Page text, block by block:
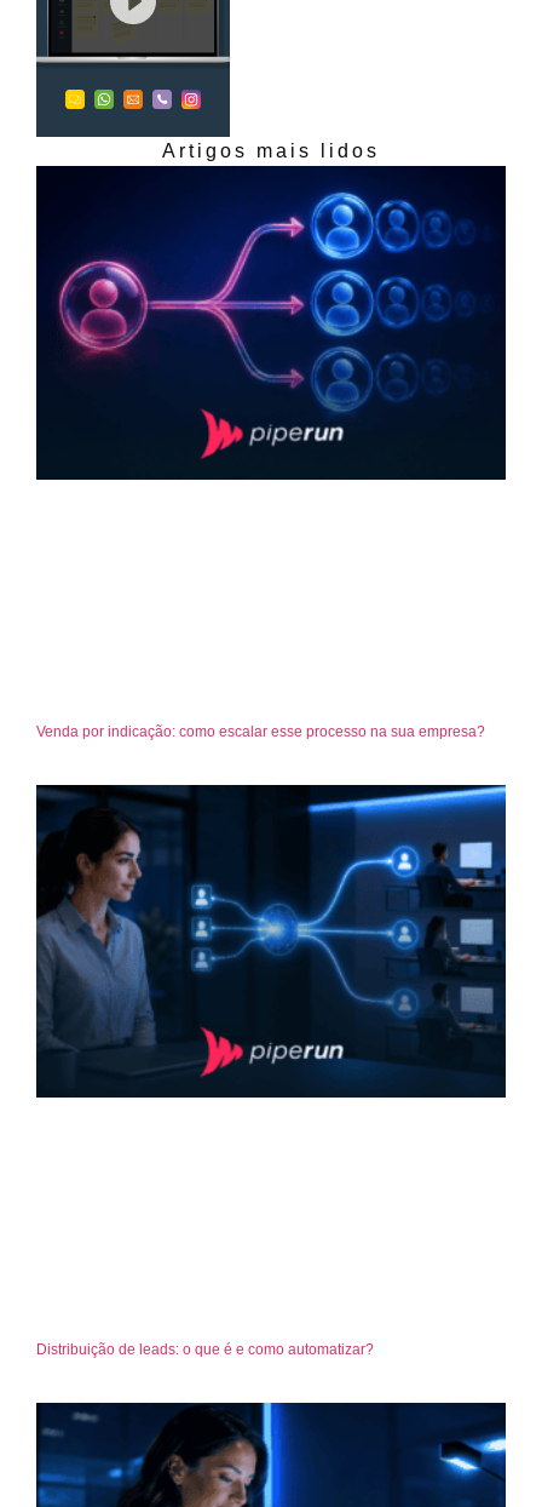
Artigos mais lidos
Venda por indicação: como escalar esse processo na sua empresa?
Distribuição de leads: o que é e como automatizar?